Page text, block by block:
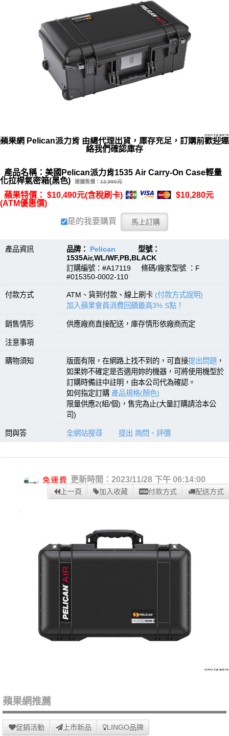
蘋果網 Pelican派力肯 由總代理出貨，庫存充足，訂購前歡迎連
絡我們確認庫存
產品名稱：美國Pelican派力肯1535 Air Carry-On Case輕量
化拉桿氣密箱(黑色)
建議售價： 13,990元
蘋果特價： $10,490元(含稅刷卡)
$10,280元
(ATM優惠價)
是的我要購買
產品資訊 品牌： Pelican 型號：
1535Air,WL/WF,PB,BLACK
訂購編號：#A17119 條碼/廠家型號 ：F
#015350-0002-110
付款方式 ATM、貨到付款、線上刷卡 (付款方式說明)
加入蘋果會員消費回饋最高3% S點！
銷售情形 供應廠商直接配送，庫存情形依廠商而定
注意事項
購物須知 版面有限，在網路上找不到的，可直接提出問題 ，
如果妳不確定是否適用妳的機器，可將使用機型於
訂購時備註中註明，由本公司代為確認。
如何指定訂購 產品規格(顏色)
限量供應2(組/個)，售完為止(大量訂購請洽本公
司)
問與答 全網站搜尋 提出 詢問、評價
更新時間：2023/11/28 下午 06:14:00
上一頁 加入收藏 付款方式 配送方式
蘋果網推薦
促銷活動 上市新品 LINGO品牌